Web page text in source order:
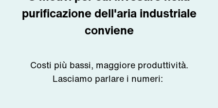
purificazione dell'aria industriale
conviene
Costi più bassi, maggiore produttività.
Lasciamo parlare i numeri: